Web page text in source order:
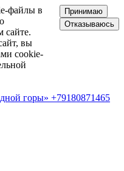
файлы в
сайте.
вы
cookie-
Принимаю
Отказываюсь
+79180871465